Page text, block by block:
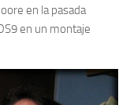
en la pasada
en un montaje